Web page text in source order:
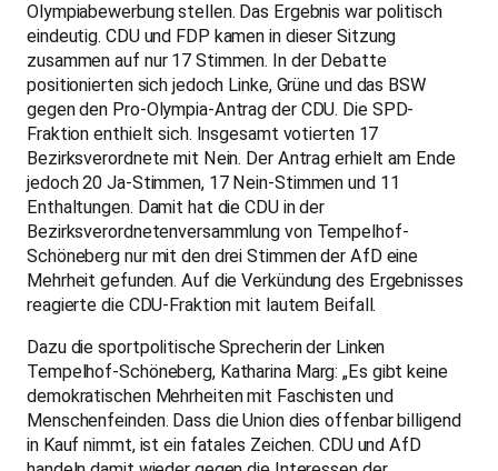
Olympiabewerbung stellen. Das Ergebnis war politisch
eindeutig. CDU und FDP kamen in dieser Sitzung
zusammen auf nur 17 Stimmen. In der Debatte
positionierten sich jedoch Linke, Grüne und das BSW
gegen den Pro-Olympia-Antrag der CDU. Die SPD-
Fraktion enthielt sich. Insgesamt votierten 17
Bezirksverordnete mit Nein. Der Antrag erhielt am Ende
jedoch 20 Ja-Stimmen, 17 Nein-Stimmen und 11
Enthaltungen. Damit hat die CDU in der
Bezirksverordnetenversammlung von Tempelhof-
Schöneberg nur mit den drei Stimmen der AfD eine
Mehrheit gefunden. Auf die Verkündung des Ergebnisses
reagierte die CDU-Fraktion mit lautem Beifall.
Dazu die sportpolitische Sprecherin der Linken
Tempelhof-Schöneberg, Katharina Marg: „Es gibt keine
demokratischen Mehrheiten mit Faschisten und
Menschenfeinden. Dass die Union dies offenbar billigend
in Kauf nimmt, ist ein fatales Zeichen. CDU und AfD